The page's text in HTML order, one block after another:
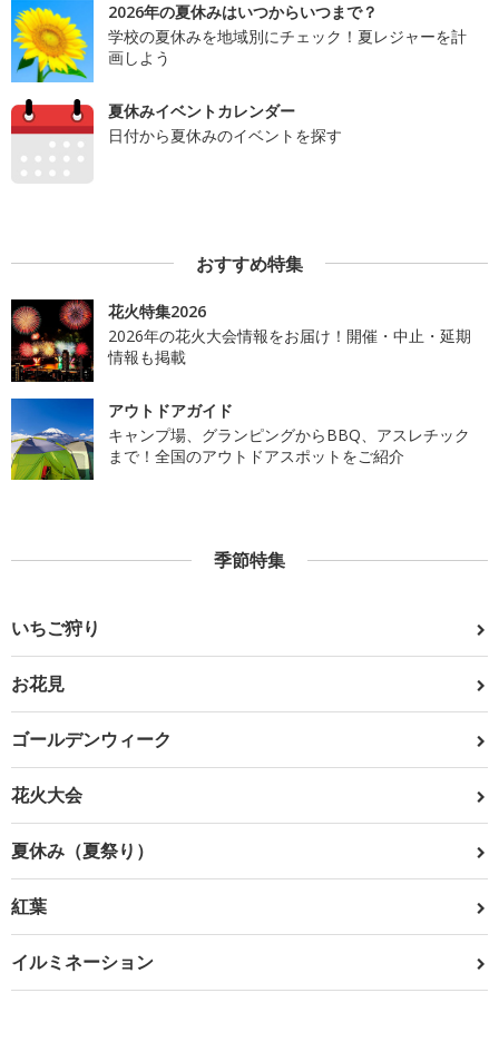
2026年の夏休みはいつからいつまで？
学校の夏休みを地域別にチェック！夏レジャーを計
画しよう
夏休みイベントカレンダー
日付から夏休みのイベントを探す
おすすめ特集
花火特集2026
2026年の花火大会情報をお届け！開催・中止・延期
情報も掲載
アウトドアガイド
キャンプ場、グランピングからBBQ、アスレチック
まで！全国のアウトドアスポットをご紹介
季節特集
いちご狩り
お花見
ゴールデンウィーク
花火大会
夏休み（夏祭り）
紅葉
イルミネーション